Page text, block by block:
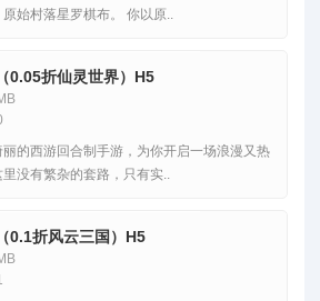
始村落星罗棋布。 你以原..
0.05折仙灵世界）H5
的西游回合制手游，为你开启一场浪漫又热
没有繁杂的套路，只有实..
0.1折风云三国）H5